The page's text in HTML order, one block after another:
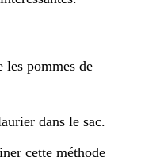
les pommes de
dans le sac.
cette méthode